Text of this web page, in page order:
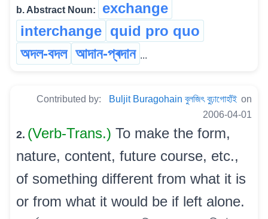
b. Abstract Noun:
exchange
interchange quid pro quo
অদল-বদল আদান-প্ৰদান ...
Contributed by: Buljit Buragohain বুলজিৎ বুঢ়াগোহাঁই on
2006-04-01
2. (Verb-Trans.) To make the form,
nature, content, future course, etc.,
of something different from what it is
or from what it would be if left alone.